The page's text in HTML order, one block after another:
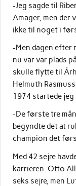
-Jeg sagde til
Amager, men der
ikke til noget i
-Men dagen efter
nu var var plads
skulle flytte til
Helmuth
1974 startede jeg
-De første tre
begyndte det at
champion det
Med 42 sejre
karrieren. Otto
seks sejre, men